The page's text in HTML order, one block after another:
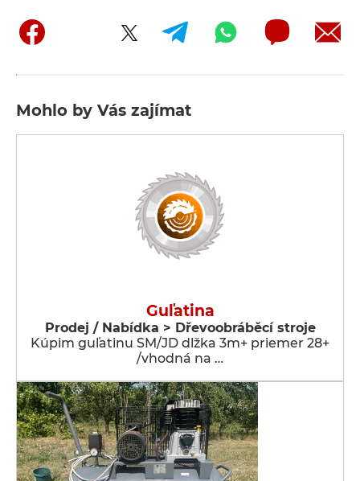
Mohlo by Vás zajímat
Guľatina
Prodej / Nabídka > Dřevoobráběcí stroje
Kúpim guľatinu SM/JD dlžka 3m+ priemer 28+
/vhodná na …